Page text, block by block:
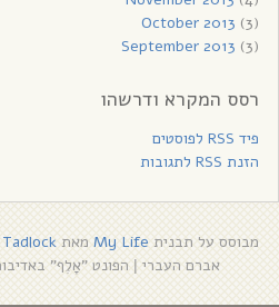
October 2013 (3)
September 2013 (3)
רסס המקרא ודרשהו
פיד RSS לפוסטים
הזנת RSS לתגובות
מבוסס על תבניתMy Lifeמאת
אברם העברי|הפונט "אָלֶף"